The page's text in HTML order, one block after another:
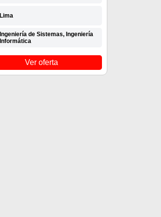
Lima
Ingeniería de Sistemas, Ingeniería
Informática
Ver oferta